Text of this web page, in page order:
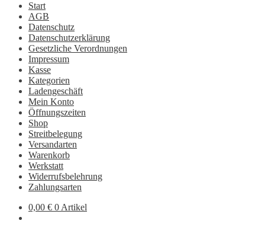
Start
AGB
Datenschutz
Datenschutzerklärung
Gesetzliche Verordnungen
Impressum
Kasse
Kategorien
Ladengeschäft
Mein Konto
Öffnungszeiten
Shop
Streitbelegung
Versandarten
Warenkorb
Werkstatt
Widerrufsbelehrung
Zahlungsarten
0,00 € 0 Artikel